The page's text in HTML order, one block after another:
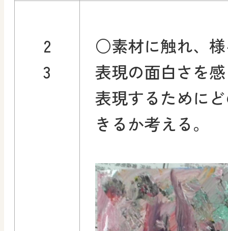
2
3
○素材に触れ、
表現の面白さを
表現するために
きるか考える。